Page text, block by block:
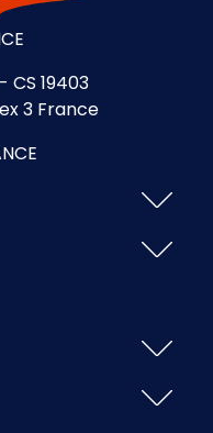
CS 19403
3 France